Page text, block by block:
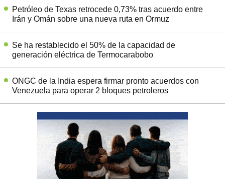
Petróleo de Texas retrocede 0,73% tras acuerdo entre
Irán y Omán sobre una nueva ruta en Ormuz
Se ha restablecido el 50% de la capacidad de
generación eléctrica de Termocarabobo
ONGC de la India espera firmar pronto acuerdos con
Venezuela para operar 2 bloques petroleros